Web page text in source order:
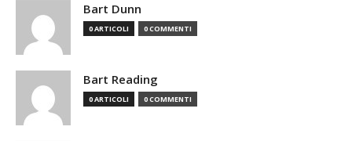
Bart Dunn
0 ARTICOLI 0 COMMENTI
Bart Reading
0 ARTICOLI 0 COMMENTI